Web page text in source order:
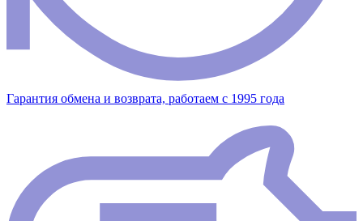
Гарантия обмена и возврата, работаем с 1995 года